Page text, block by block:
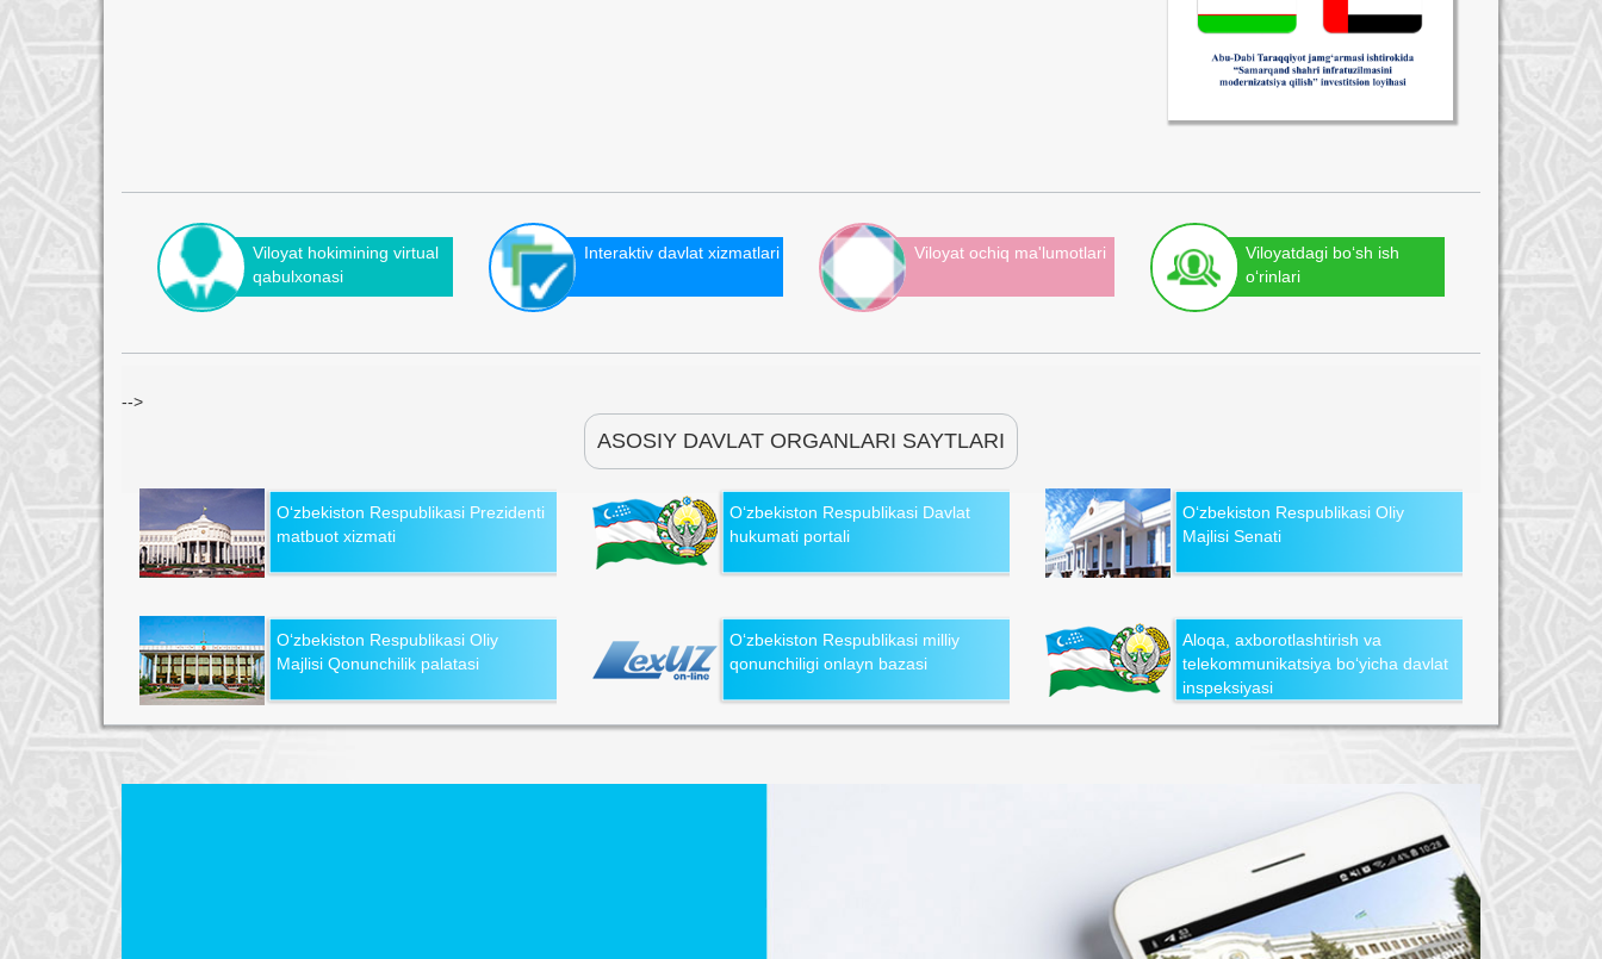
Viloyat hokimining virtual
qabulxonasi
Interaktiv davlat xizmatlari Viloyat ochiq ma'lumotlari
Viloyatdagi bo‘sh ish
o‘rinlari
-->
ASOSIY DAVLAT ORGANLARI SAYTLARI
O‘zbekiston Respublikasi Prezidenti
matbuot xizmati
O‘zbekiston Respublikasi Davlat
hukumati portali
O‘zbekiston Respublikasi Oliy
Majlisi Senati
O‘zbekiston Respublikasi Oliy
Majlisi Qonunchilik palatasi
O‘zbekiston Respublikasi milliy
qonunchiligi onlayn bazasi
Aloqa, axborotlashtirish va
telekommunikatsiya bo‘yicha davlat
inspeksiyasi